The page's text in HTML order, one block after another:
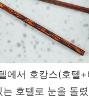
에서 호캉스(호텔
호텔로 눈을 돌